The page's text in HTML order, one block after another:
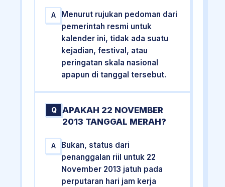
A
Menurut rujukan pedoman dari
pemerintah resmi untuk
kalender ini, tidak ada suatu
kejadian, festival, atau
peringatan skala nasional
apapun di tanggal tersebut.
Q
APAKAH 22 NOVEMBER
2013 TANGGAL MERAH?
A
Bukan, status dari
penanggalan riil untuk 22
November 2013 jatuh pada
perputaran hari jam kerja